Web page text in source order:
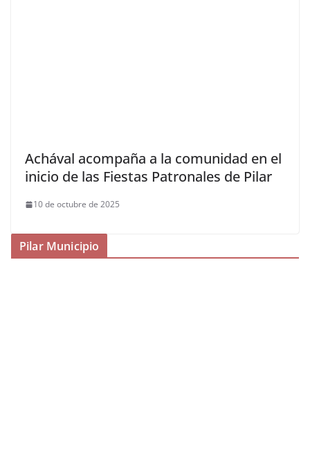
Achával acompaña a la comunidad en el
inicio de las Fiestas Patronales de Pilar
10 de octubre de 2025
Pilar Municipio